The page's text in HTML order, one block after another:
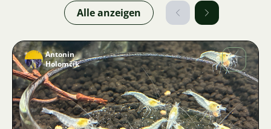
Alle anzeigen
Bild
Antonin
Holomčík